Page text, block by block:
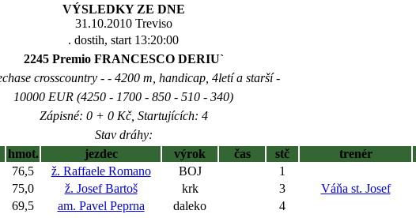
VÝSLEDKY ZE DNE
31.10.2010 Treviso
. dostih, start 13:20:00
2245 Premio FRANCESCO DERIU`
crosscountry - - 4200 m, handicap, 4letí a starší -
10000 EUR (4250 - 1700 - 850 - 510 - 340)
Zápisné: 0 + 0 Kč, Startujících: 4
Stav dráhy:
hmot. jezdec výrok čas stč trenér
76,5 ž. Raffaele Romano BOJ
1
75,0 ž. Josef Bartoš krk 3
Váňa st. Josef
69,5 am. Pavel Peprna daleko
4